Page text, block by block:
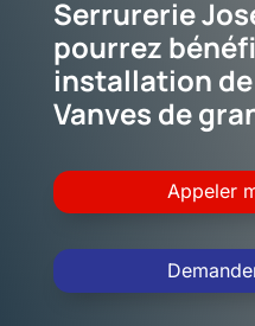
Serrurerie
pourrez
installation
Vanves de
Appeler